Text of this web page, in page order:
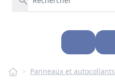
> Panneaux et autocollants